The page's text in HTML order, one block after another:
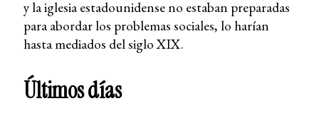
y la iglesia estadounidense no estaban preparadas
para abordar los problemas sociales, lo harían
hasta mediados del siglo XIX.
Últimos días